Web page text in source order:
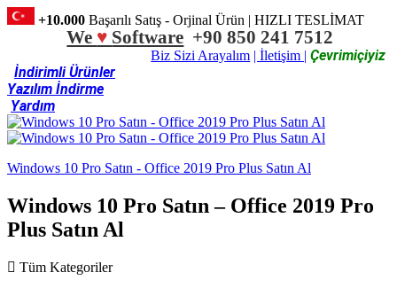
+10.000 Başarılı Satış - Orjinal Ürün | HIZLI TESLİMAT
We ♥ Software +90 850 241 7512
Biz Sizi Arayalım | İletişim | Çevrimiçiyiz
İndirimli Ürünler
Yazılım İndirme
Yardım
Windows 10 Pro Satın - Office 2019 Pro Plus Satın Al
Windows 10 Pro Satın – Office 2019 Pro
Plus Satın Al
Tüm Kategoriler